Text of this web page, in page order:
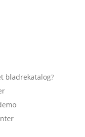
bladrekatalog?